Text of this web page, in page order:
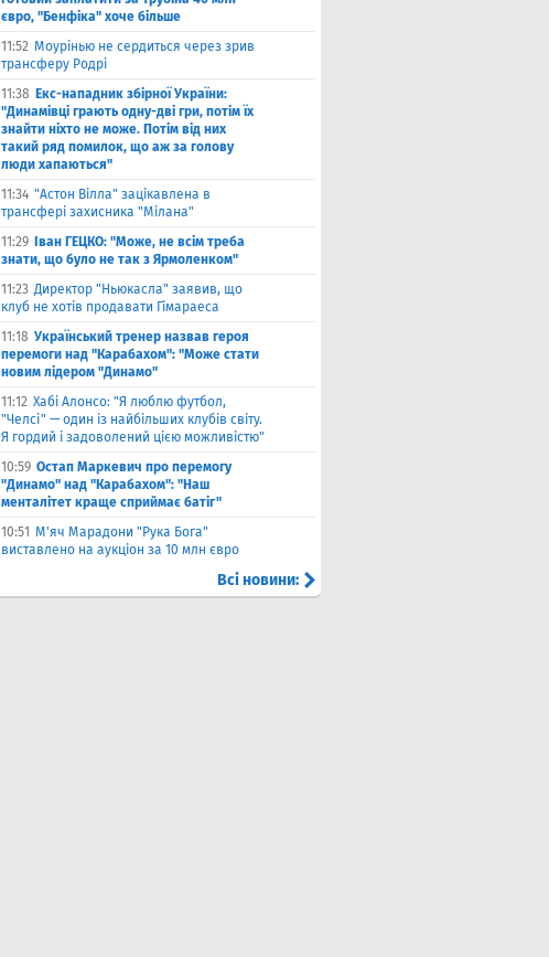
євро, "Бенфіка" хоче більше
11:52 Моурінью не сердиться через зрив
трансферу Родрі
11:38 Екс-нападник збірної України:
"Динамівці грають одну-дві гри, потім їх
знайти ніхто не може. Потім від них
такий ряд помилок, що аж за голову
люди хапаються"
11:34 "Астон Вілла" зацікавлена в
трансфері захисника "Мілана"
11:29
Іван ГЕЦКО: "Може, не всім треба
знати, що було не так з Ярмоленком"
11:23 Директор "Ньюкасла" заявив, що
клуб не хотів продавати Гімараеса
11:18 Український тренер назвав героя
перемоги над "Карабахом": "Може стати
новим лідером "Динамо"
11:12 Хабі Алонсо: "Я люблю футбол,
"Челсі" — один із найбільших клубів світу.
Я гордий і задоволений цією можливістю"
10:59 Остап Маркевич про перемогу
"Динамо" над "Карабахом": "Наш
менталітет краще сприймає батіг"
10:51 М'яч Марадони "Рука Бога"
виставлено на аукціон за 10 млн євро
Всі новини: